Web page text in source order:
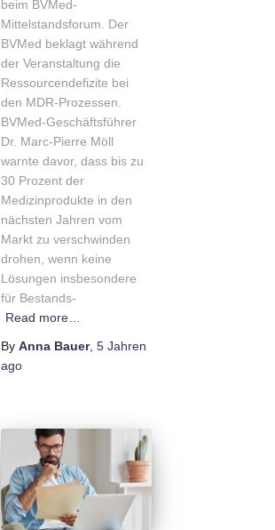
beim BVMed-
Mittelstandsforum. Der
BVMed beklagt während
der Veranstaltung die
Ressourcendefizite bei
den MDR-Prozessen.
BVMed-Geschäftsführer
Dr. Marc-Pierre Möll
warnte davor, dass bis zu
30 Prozent der
Medizinprodukte in den
nächsten Jahren vom
Markt zu verschwinden
drohen, wenn keine
Lösungen insbesondere
für Bestands-
Read more…
By Anna Bauer, 5 Jahren
ago